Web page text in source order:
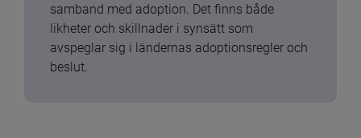
samband med adoption. Det finns både
likheter och skillnader i synsätt som
avspeglar sig i ländernas adoptionsregler och
beslut.